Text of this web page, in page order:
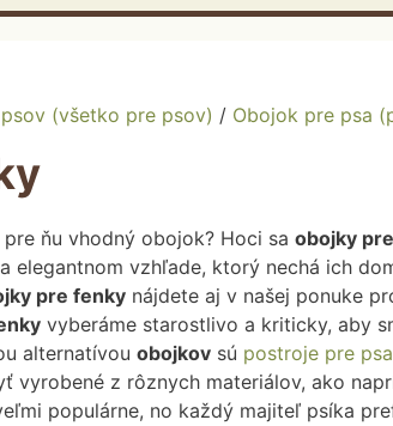
Reflexné obojky
Antiparazitné obojky
(všetko pre psov) / Obojok pre psa
ňu vhodný obojok? Hoci sa obojky
elegantnom vzhľade, ktorý nechá ich
pre fenky nájdete aj v našej ponuke
vyberáme starostlivo a kriticky, aby
alternatívou obojkov sú postroje pre psa
vyrobené z rôznych materiálov, ako
populárne, no každý majiteľ psíka